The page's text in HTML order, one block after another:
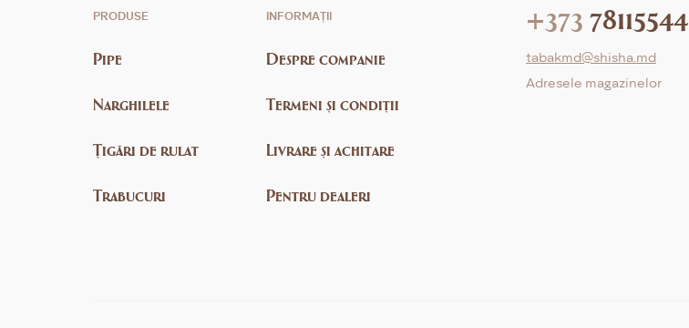
PRODUSE
Pipe
Narghilele
Țigări de rulat
Trabucuri
INFORMAȚII
Despre companie
Termeni și condiții
Livrare și achitare
Pentru dealeri
+373 78115544
tabakmd@shisha.md
Adresele magazinelor